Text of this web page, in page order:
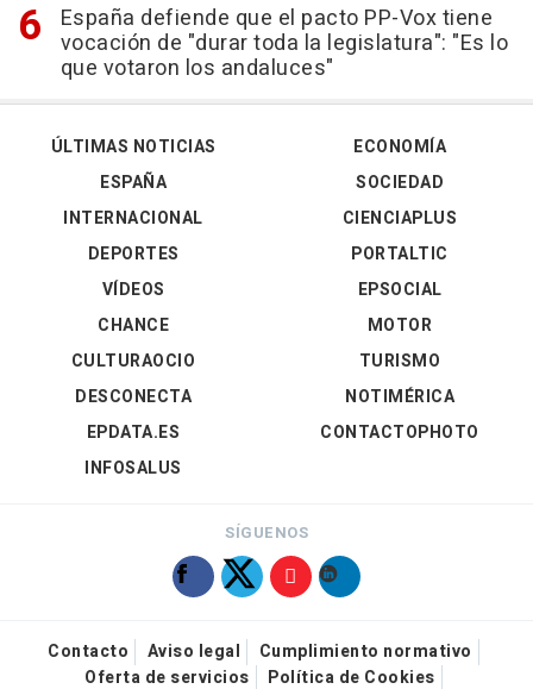
España defiende que el pacto PP-Vox tiene
vocación de "durar toda la legislatura": "Es lo
que votaron los andaluces"
ÚLTIMAS NOTICIAS
ESPAÑA
INTERNACIONAL
DEPORTES
VÍDEOS
ECONOMÍA
SOCIEDAD
CIENCIAPLUS
PORTALTIC
EPSOCIAL
CHANCE
CULTURAOCIO
DESCONECTA
EPDATA.ES
INFOSALUS
MOTOR
TURISMO
NOTIMÉRICA
CONTACTOPHOTO
SÍGUENOS
Contacto Aviso legal
Cumplimiento normativo
Oferta de servicios
Política de Cookies